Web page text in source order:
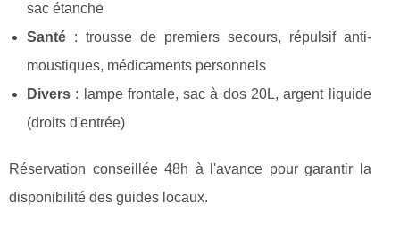
sac étanche
Santé : trousse de premiers secours, répulsif anti-
moustiques, médicaments personnels
Divers : lampe frontale, sac à dos 20L, argent liquide
(droits d'entrée)
Réservation conseillée 48h à l'avance pour garantir la
disponibilité des guides locaux.